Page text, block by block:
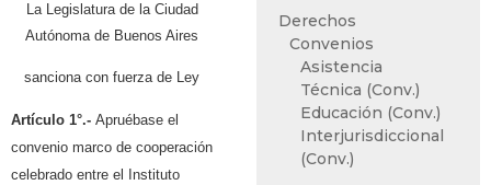
La Legislatura de la Ciudad
Autónoma de Buenos Aires
sanciona con fuerza de Ley
Artículo 1°.- Apruébase el
convenio marco de cooperación
celebrado entre el Instituto
Derechos
Convenios
Asistencia
Técnica (Conv.)
Educación (Conv.)
Interjurisdiccional
(Conv.)